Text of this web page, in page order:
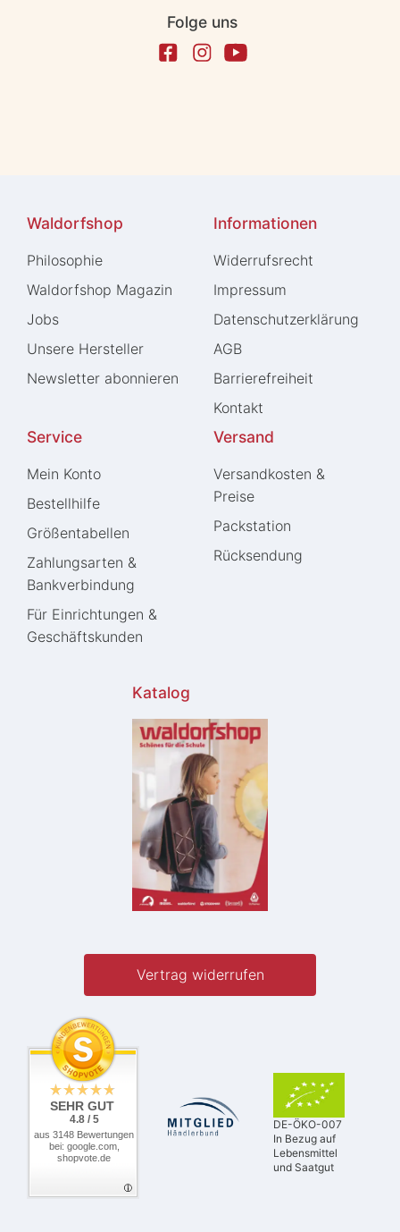
Folge uns
Waldorfshop
Philosophie
Waldorfshop Magazin
Jobs
Unsere Hersteller
Newsletter abonnieren
Informationen
Widerrufs­recht
Impressum
Daten­schutz­erklärung
AGB
Barrierefreiheit
Kontakt
Service
Mein Konto
Bestellhilfe
Größentabellen
Zahlungsarten &
Bankverbindung
Für Einrichtungen &
Geschäftskunden
Versand
Versandkosten &
Preise
Packstation
Rücksendung
Katalog
Vertrag widerrufen
SEHR GUT
4.8 / 5
aus 3148 Bewertungen
bei: google.com,
shopvote.de
DE-ÖKO-007
In Bezug auf
Lebensmittel
und Saatgut